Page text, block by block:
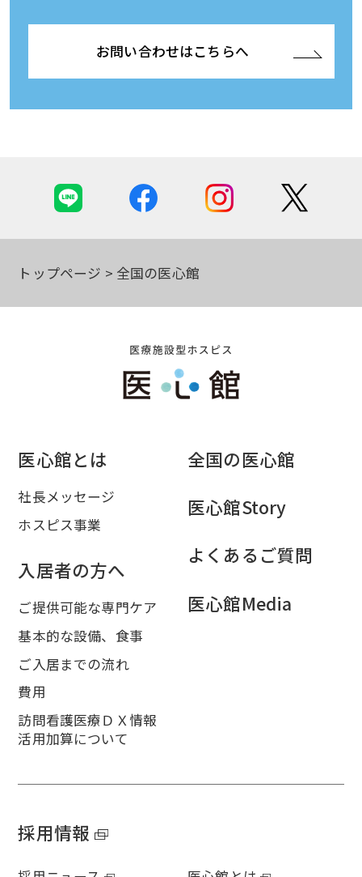
お問い合わせはこちらへ
トップページ 全国の医心館
医心館とは
社長メッセージ
ホスピス事業
入居者の方へ
ご提供可能な専門ケア
基本的な設備、食事
ご入居までの流れ
費用
訪問看護医療ＤＸ情報
活用加算について
全国の医心館
医心館Story
よくあるご質問
医心館Media
採用情報